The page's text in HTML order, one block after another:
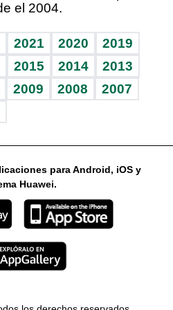
el 2004.
2021 2020
2019
2015 2014
2013
2009 2008
2007
para Android, iOS y
Huawei.